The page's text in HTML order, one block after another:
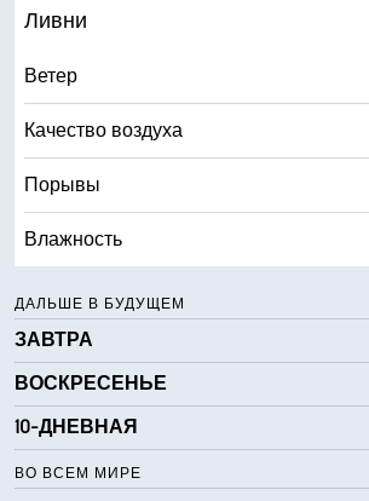
AccuLumen Brightness Index™
Облачность
Видимость
Высота облаков
Ливни
Ветер
Качество воздуха
Порывы
Влажность
Точка росы
AccuLumen Brightness Index™
Облачность
Дождь
ДАЛЬШЕ В БУДУЩЕМ
ЗАВТРА
ВОСКРЕСЕНЬЕ
10-ДНЕВНАЯ
ВО ВСЕМ МИРЕ